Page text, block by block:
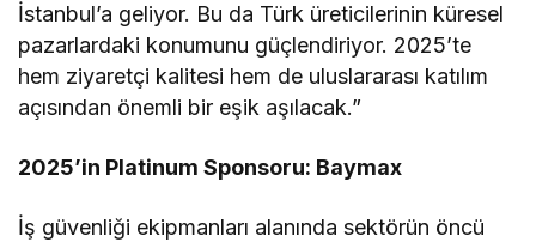
İstanbul’a geliyor. Bu da Türk üreticilerinin küresel
pazarlardaki konumunu güçlendiriyor. 2025’te
hem ziyaretçi kalitesi hem de uluslararası katılım
açısından önemli bir eşik aşılacak.”
2025’in Platinum Sponsoru: Baymax
İş güvenliği ekipmanları alanında sektörün öncü